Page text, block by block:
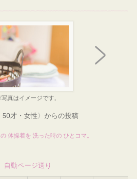
真はイメージです。
50才・女性〉からの投稿
体操着を 洗った時の ひとコマ。
自動ページ送り